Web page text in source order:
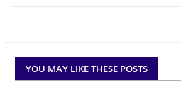
YOU MAY LIKE THESE POSTS